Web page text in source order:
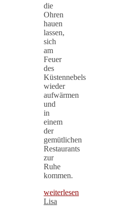
die
Ohren
hauen
lassen,
sich
am
Feuer
des
Küstennebels
wieder
aufwärmen
und
in
einem
der
gemütlichen
Restaurants
zur
Ruhe
kommen.
weiterlesen
Lisa